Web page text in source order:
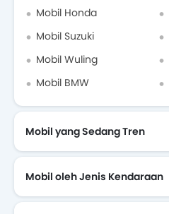
Mobil Honda
Mobil Suzuki
Mobil Wuling
Mobil BMW
Mobil yang Sedang Tren
Mobil oleh Jenis Kendaraan